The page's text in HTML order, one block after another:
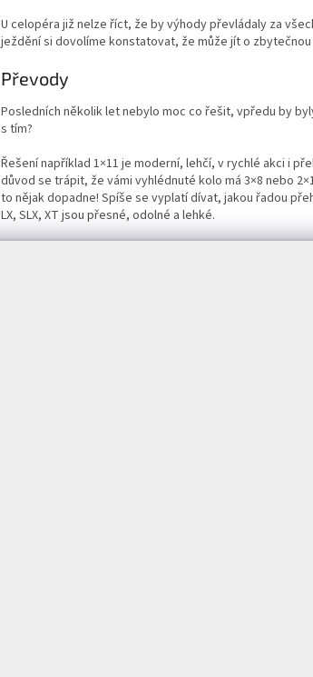
U celopéra již nelze říct, že by výhody převládaly za
ježdění si dovolíme konstatovat, že může jít o zbytečnou
Převody
Posledních několik let nebylo moc co řešit, vpředu by
s tím?
Řešení například 1×11 je moderní, lehčí, v rychlé akci i
důvod se trápit, že vámi vyhlédnuté kolo má 3×8 nebo
to nějak dopadne! Spíše se vyplatí dívat, jakou řadou
LX, SLX, XT jsou přesné, odolné a lehké.
Chtít kotoučové, nebo ráfkové? Čím opatrnější a
brzdy umí cyklistu překvapit až nepříjemně. Na nich
Nechceme strašit, jen je dobré vědět, že pokud
Jsme v cíli vašeho výběru, a finiš bude pěkně ostrý!
radit neodvažujeme, to je jako byste chtěli vybrat
Jako všude jinde, i v cyklistice jsou značky levnější a
vybudovat, takže důvody to má. Pokud jdete po
anebo za stejnou výbavu chtějí peněz méně. A které
U menších výrobců je na místě důvěra v obchod, že si